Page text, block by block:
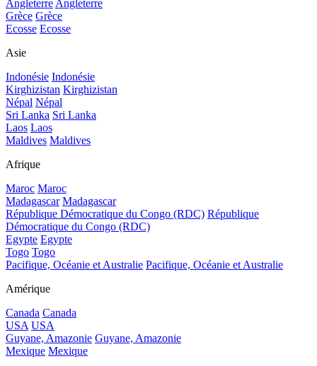
Angleterre Angleterre
Grèce Grèce
Ecosse Ecosse
Asie
Indonésie Indonésie
Kirghizistan Kirghizistan
Népal Népal
Sri Lanka Sri Lanka
Laos Laos
Maldives Maldives
Afrique
Maroc Maroc
Madagascar Madagascar
République Démocratique du Congo (RDC) République
Démocratique du Congo (RDC)
Egypte Egypte
Togo Togo
Pacifique, Océanie et Australie Pacifique, Océanie et Australie
Amérique
Canada Canada
USA USA
Guyane, Amazonie Guyane, Amazonie
Mexique Mexique